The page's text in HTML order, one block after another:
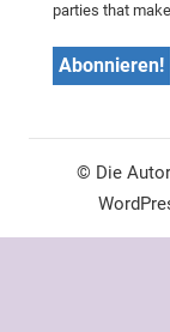
parties that
© Die